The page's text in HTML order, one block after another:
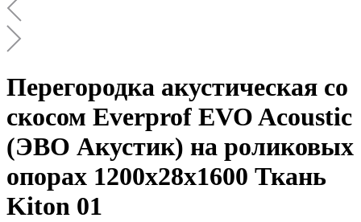
Перегородка акустическая со
скосом Everprof EVO Acoustic
(ЭВО Акустик) на роликовых
опорах 1200х28х1600 Ткань
Kiton 01